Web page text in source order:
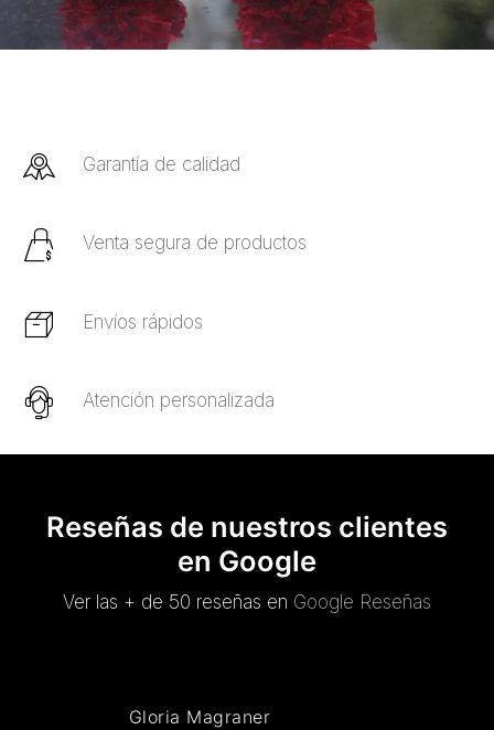
Garantía de calidad
Venta segura de productos
Envíos rápidos
Atención personalizada
Reseñas de nuestros clientes
en Google
Ver las + de 50 reseñas en Google Reseñas
Gloria Magraner